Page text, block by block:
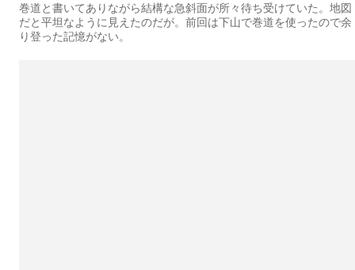
巻道と書いてありながら結構な急斜面が所々待ち受けていた。地図
だと平坦なように見えたのだが。前回は下山で巻道を使ったので余
り登った記憶がない。